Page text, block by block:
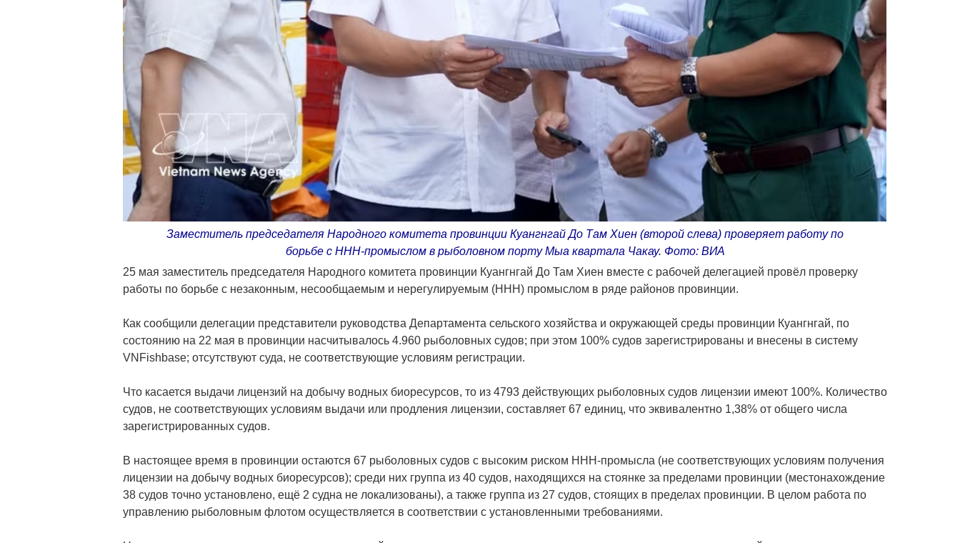
Заместитель председателя Народного комитета провинции Куангнгай До Там Хиен (второй слева) проверяет работу по
борьбе с ННН-промыслом в рыболовном порту Мыа квартала Чакау. Фото: ВИА
25 мая заместитель председателя Народного комитета провинции Куангнгай До Там Хиен вместе с рабочей делегацией провёл проверку
работы по борьбе с незаконным, несообщаемым и нерегулируемым (ННН) промыслом в ряде районов провинции.
Как сообщили делегации представители руководства Департамента сельского хозяйства и окружающей среды провинции Куангнгай, по
состоянию на 22 мая в провинции насчитывалось 4.960 рыболовных судов; при этом 100% судов зарегистрированы и внесены в систему
VNFishbase; отсутствуют суда, не соответствующие условиям регистрации.
Что касается выдачи лицензий на добычу водных биоресурсов, то из 4793 действующих рыболовных судов лицензии имеют 100%. Количество
судов, не соответствующих условиям выдачи или продления лицензии, составляет 67 единиц, что эквивалентно 1,38% от общего числа
зарегистрированных судов.
В настоящее время в провинции остаются 67 рыболовных судов с высоким риском ННН-промысла (не соответствующих условиям получения
лицензии на добычу водных биоресурсов); среди них группа из 40 судов, находящихся на стоянке за пределами провинции (местонахождение
38 судов точно установлено, ещё 2 судна не локализованы), а также группа из 27 судов, стоящих в пределах провинции. В целом работа по
управлению рыболовным флотом осуществляется в соответствии с установленными требованиями.